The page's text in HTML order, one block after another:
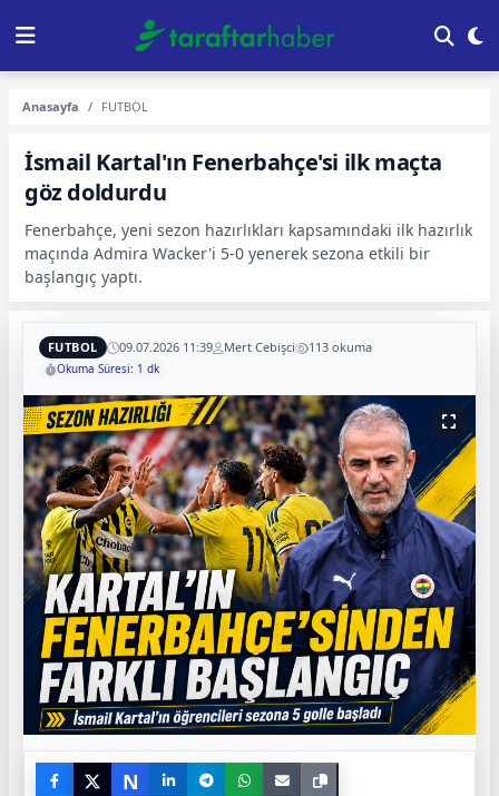
Anasayfa FUTBOL
İsmail Kartal'ın Fenerbahçe'si ilk maçta
göz doldurdu
Fenerbahçe, yeni sezon hazırlıkları kapsamındaki ilk hazırlık
maçında Admira Wacker'i 5-0 yenerek sezona etkili bir
başlangıç yaptı.
FUTBOL 09.07.2026 11:39 Mert Cebişci 113 okuma
Okuma Süresi: 1 dk
N